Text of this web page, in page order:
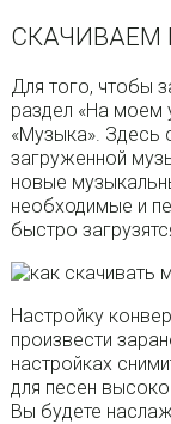
СКАЧИВАЕМ
Для того, чтобы
раздел «На моем
«Музыка». Здесь
загруженной
новые
необходимые и
быстро
Настройку
произвести
настройках
для песен
Вы будете